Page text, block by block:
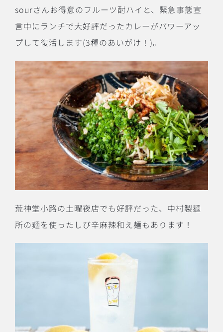
sourさんお得意のフルーツ酎ハイと、緊急事態宣
言中にランチで大好評だったカレーがパワーアッ
プして復活します(3種のあいがけ！ )。
荒神堂小路の土曜夜店でも好評だった、中村製麺
所の麺を使ったしび辛麻辣和え麺もあります！